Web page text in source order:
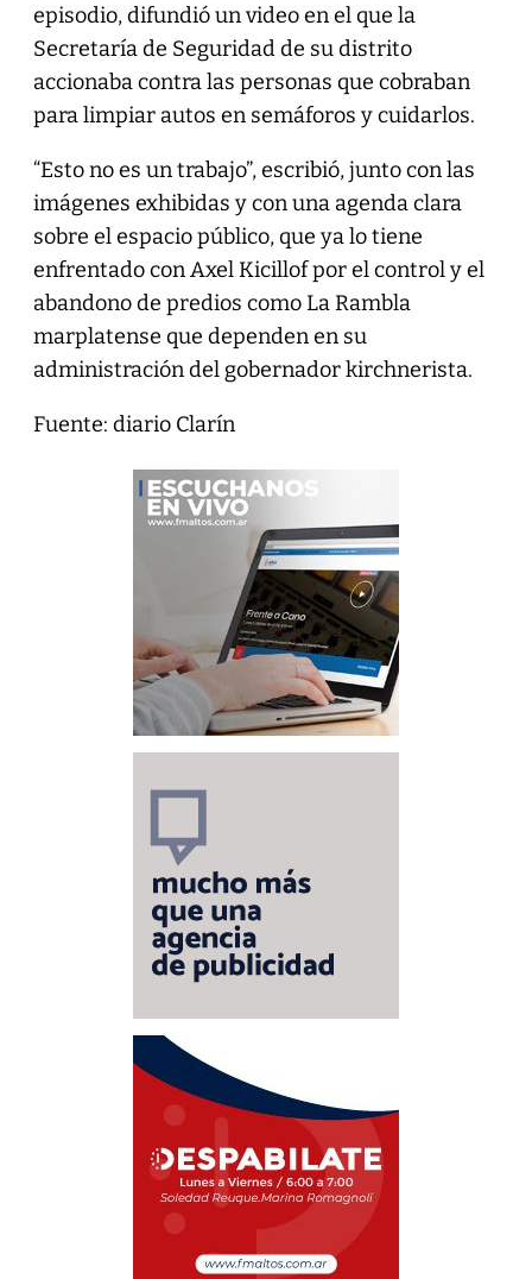
episodio, difundió un video en el que la
Secretaría de Seguridad de su distrito
accionaba contra las personas que cobraban
para limpiar autos en semáforos y cuidarlos.
“Esto no es un trabajo”, escribió, junto con las
imágenes exhibidas y con una agenda clara
sobre el espacio público, que ya lo tiene
enfrentado con Axel Kicillof por el control y el
abandono de predios como La Rambla
marplatense que dependen en su
administración del gobernador kirchnerista.
Fuente: diario Clarín